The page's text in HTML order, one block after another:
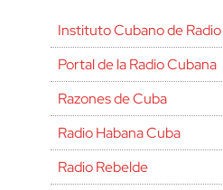
Instituto Cubano de Radio
Portal de la Radio Cubana
Razones de Cuba
Radio Habana Cuba
Radio Rebelde